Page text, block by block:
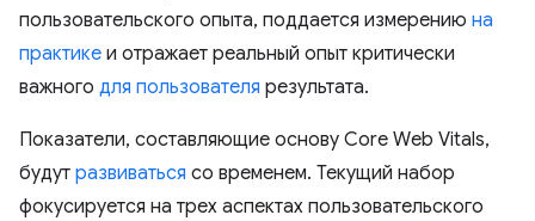
пользовательского опыта, поддается измерению на
практике и отражает реальный опыт критически
важного для пользователя результата.
Показатели, составляющие основу Core Web Vitals,
будут развиваться со временем. Текущий набор
фокусируется на трех аспектах пользовательского